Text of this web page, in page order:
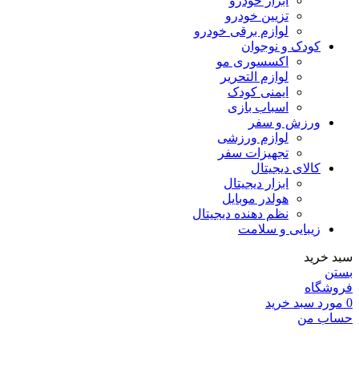
تزیین خودرو
لوازم برقی خودرو
کودک و نوجوان
اکسسوری مو
لوازم التحریر
ایمنی کودک
اسباب بازی
ورزش و سفر
لوازم ورزشی
تجهیزات سفر
کالای دیجیتال
ابزار دیجیتال
هولدر موبایل
نظم دهنده دیجیتال
زیبایی و سلامت
سبد خرید
بستن
فروشگاه
0 مورد سبد خرید
حساب من